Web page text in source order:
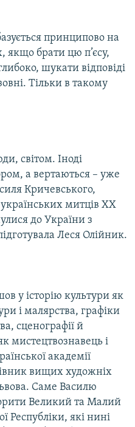
принципово на
якщо брати цю п’єсу,
шукати відповіді
Тільки в такому
світом. Іноді
а вертаються – уже
Кричевського,
митців ХХ
до України з
Леся Олійник.
у історію культури як
і малярства, графіки
сценографії й
мистецтвознавець і
академії
вищих художніх
Саме Василю
Великий та Малий
Республіки, які нині